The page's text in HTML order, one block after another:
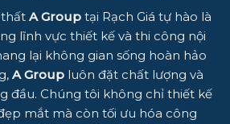
thất A Group tại Rạch Giá tự hào là
lĩnh vực thiết kế và thi công nội
lại không gian sống hoàn hảo
A Group luôn đặt chất lượng và
đầu. Chúng tôi không chỉ thiết kế
mắt mà còn tối ưu hóa công